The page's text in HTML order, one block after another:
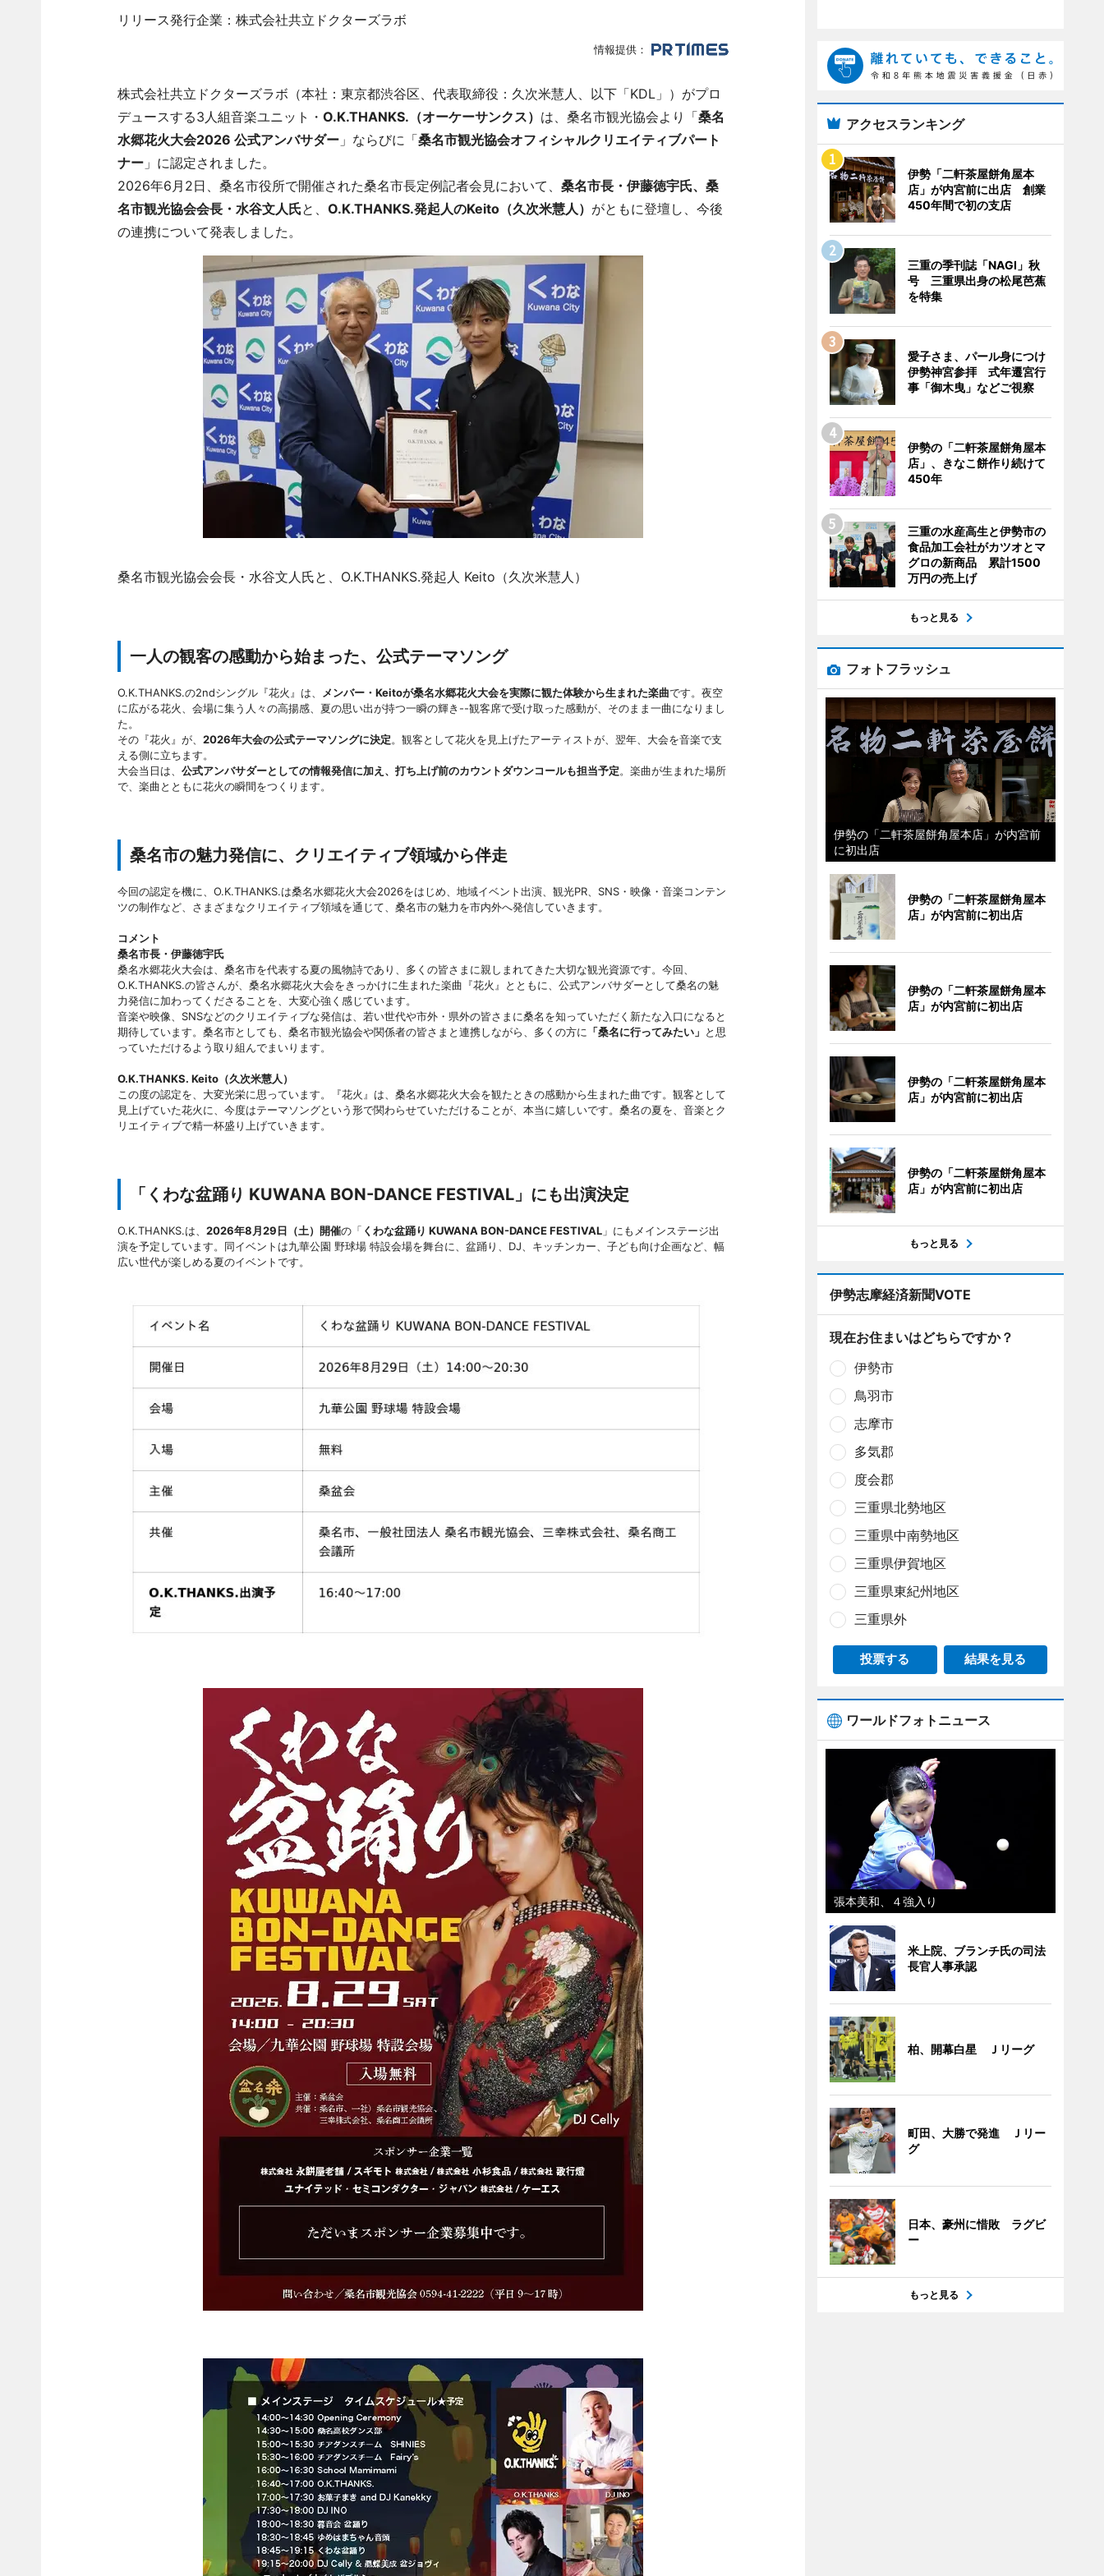
リリース発行企業：株式会社共立ドクターズラボ
情報提供：
株式会社共立ドクターズラボ（本社：東京都渋谷区、代表取締役：久次米慧人、以下「KDL」）がプロ
デュースする3人組音楽ユニット・ O.K.THANKS.（オーケーサンクス） は、桑名市観光協会より「桑名
水郷花火大会2026 公式アンバサダー」ならびに「桑名市観光協会オフィシャルクリエイティブパート
ナー」に認定されました。
2026年6月2日、桑名市役所で開催された桑名市長定例記者会見において、 桑名市長・伊藤徳宇氏、桑
名市観光協会会長・水谷文人氏と、 O.K.THANKS.発起人のKeito（久次米慧人） がともに登壇し、今後
の連携について発表しました。
桑名市観光協会会長・水谷文人氏と、O.K.THANKS.発起人 Keito（久次米慧人）
一人の観客の感動から始まった、公式テーマソング
O.K.THANKS.の2ndシングル『花火』は、 メンバー・Keitoが桑名水郷花火大会を実際に観た体験から生まれた楽曲です。夜空
に広がる花火、会場に集う人々の高揚感、夏の思い出が持つ一瞬の輝き--観客席で受け取った感動が、そのまま一曲になりまし
た。
その『花火』が、 2026年大会の公式テーマソングに決定。観客として花火を見上げたアーティストが、翌年、大会を音楽で支
える側に立ちます。
大会当日は、 公式アンバサダーとしての情報発信に加え、打ち上げ前のカウントダウンコールも担当予定。楽曲が生まれた場所
で、楽曲とともに花火の瞬間をつくります。
桑名市の魅力発信に、クリエイティブ領域から伴走
今回の認定を機に、O.K.THANKS.は桑名水郷花火大会2026をはじめ、地域イベント出演、観光PR、SNS・映像・音楽コンテン
ツの制作など、さまざまなクリエイティブ領域を通じて、桑名市の魅力を市内外へ発信していきます。
コメント
桑名市長・伊藤徳宇氏
桑名水郷花火大会は、桑名市を代表する夏の風物詩であり、多くの皆さまに親しまれてきた大切な観光資源です。今回、
O.K.THANKS.の皆さんが、桑名水郷花火大会をきっかけに生まれた楽曲『花火』とともに、公式アンバサダーとして桑名の魅
力発信に加わってくださることを、大変心強く感じています。
音楽や映像、SNSなどのクリエイティブな発信は、若い世代や市外・県外の皆さまに桑名を知っていただく新たな入口になると
期待しています。桑名市としても、桑名市観光協会や関係者の皆さまと連携しながら、多くの方に 「桑名に行ってみたい」 と思
っていただけるよう取り組んでまいります。
O.K.THANKS. Keito（久次米慧人）
この度の認定を、大変光栄に思っています。『花火』は、桑名水郷花火大会を観たときの感動から生まれた曲です。観客として
見上げていた花火に、今度はテーマソングという形で関わらせていただけることが、本当に嬉しいです。桑名の夏を、音楽とク
リエイティブで精一杯盛り上げていきます。
「くわな盆踊り KUWANA BON-DANCE FESTIVAL」にも出演決定
O.K.THANKS.は、 2026年8月29日（土）開催の「 くわな盆踊り KUWANA BON-DANCE FESTIVAL」にもメインステージ出
演を予定しています。同イベントは九華公園 野球場 特設会場を舞台に、盆踊り、DJ、キッチンカー、子ども向け企画など、幅
広い世代が楽しめる夏のイベントです。
アクセスランキング
伊勢「二軒茶屋餅角屋本
店」が内宮前に出店 創業
450年間で初の支店
三重の季刊誌「NAGI」秋
号 三重県出身の松尾芭蕉
を特集
愛子さま、パール身につけ
伊勢神宮参拝 式年遷宮行
事「御木曳」などご視察
伊勢の「二軒茶屋餅角屋本
店」、きなこ餅作り続けて
450年
三重の水産高生と伊勢市の
食品加工会社がカツオとマ
グロの新商品 累計1500
万円の売上げ
もっと見る
フォトフラッシュ
伊勢の「二軒茶屋餅角屋本店」が内宮前
に初出店
伊勢の「二軒茶屋餅角屋本
店」が内宮前に初出店
伊勢の「二軒茶屋餅角屋本
店」が内宮前に初出店
伊勢の「二軒茶屋餅角屋本
店」が内宮前に初出店
伊勢の「二軒茶屋餅角屋本
店」が内宮前に初出店
もっと見る
伊勢志摩経済新聞VOTE
現在お住まいはどちらですか？
伊勢市
鳥羽市
志摩市
多気郡
度会郡
三重県北勢地区
三重県中南勢地区
三重県伊賀地区
三重県東紀州地区
三重県外
投票する 結果を見る
ワールドフォトニュース
張本美和、４強入り
米上院、ブランチ氏の司法
長官人事承認
柏、開幕白星 Ｊリーグ
町田、大勝で発進 Ｊリー
グ
日本、豪州に惜敗 ラグビ
ー
もっと見る